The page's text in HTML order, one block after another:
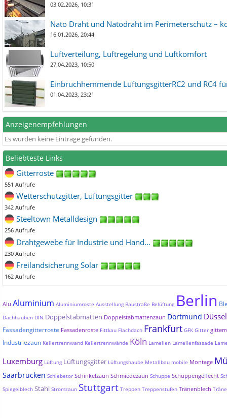
03.02.2026, 10:31
Nato Draht und Natodraht im Perimeterschutz –
16.01.2026, 20:44
Luftverteilung, Luftregelung und Luftkomfort
27.04.2023, 10:50
Einbruchhemmende LüftungsgitterRC2 und RC4
01.04.2023, 23:21
Anzeigenempfehlungen
Es wurden keine Einträge gefunden.
Beliebteste Links
Gitterroste
551 Aufrufe
Wetterschutzgitter, Lüftungsgitter
342 Aufrufe
Steeltown Metalldesign
256 Aufrufe
Drahtgewebe für Industrie und Hand…
230 Aufrufe
Freilandsicherung Solar
162 Aufrufe
Alu Aluminium Aluminiumroste Ausstellung Baustraße Belüftung Berlin
Dachhauben DIN Doppelstabmatten Doppelstabmattenzaun Dortmund
Fassadengitterroste Fassadenroste Fittkau Flachdach Frankfurt GFK Gitter
Industriezaun Kellertrennwand Kellertrennwände Köln Lamellen Lamellenfassade
Luxemburg Lüftung Lüftungsgitter Lüftungshaube Metallbau mobile Montage
Saarbrücken Schiebetor Schinkelzaun Schmiedezaun Schuppe Schuppengeflecht
Spiegelblech Stahl Stromzaun Stuttgart Treppen Treppenstufen Tränenblech